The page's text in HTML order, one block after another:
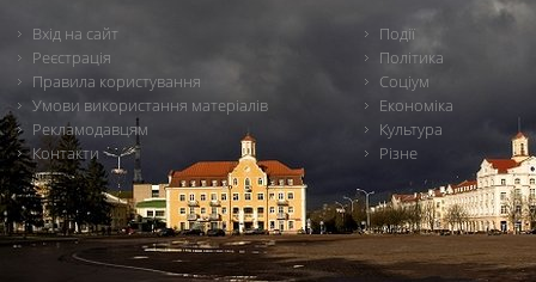
Вхід на сайт
Реєстрація
Правила користування
Умови використання матеріалів
Рекламодавцям
Контакти
Події
Політика
Соціум
Економіка
Культура
Різне